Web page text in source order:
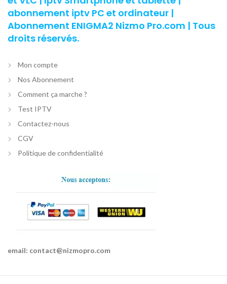
abonnement iptv PC et ordinateur |
Abonnement ENIGMA2 Nizmo Pro.com | Tous
droits réservés.
Mon compte
Nos Abonnement
Comment ça marche ?
Test IPTV
Contactez-nous
CGV
Politique de confidentialité
email: contact@nizmopro.com